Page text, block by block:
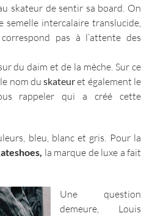
skateur de sentir sa board. On
semelle intercalaire translucide,
pas à l’attente des
du daim et de la mèche. Sur ce
nom duskateuret également le
rappeler qui a créé cette
bleu, blanc et gris. Pour la
la marque de luxe a fait
Une question
demeure, Louis